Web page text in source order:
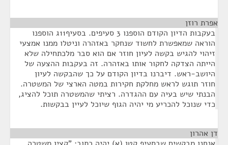
אפרת רוזן
בעקבות הדיון הקודם הוספנו 3 סעיפים. בסעיף11ג הוספנו
הוראה שמאפשרת לחשוד שנחקר באזהרה וניטלו ממנו אמצעי
זיהוי להגיש בקשה לעיון חוזר אם הוא סבר מלכתחילה שלא
הייתה הצדקה לחקור אותו באזהרה. זה בעקבות ההצעה של
היושב-ראש. דיברנו בדיון הקודם על כך שהבקשה לעיון
חוזר תוגש לראש מחלקת חקירות במטה הארצי של המשטרה.
הבנתי שיש בעיה עם ההגדרה. רציתי שהמשטרה תוכל להציג,
כדי שנוכל להכריע מי יהיה הגוף שיוכל לעיין בבקשות.
דן אהרון